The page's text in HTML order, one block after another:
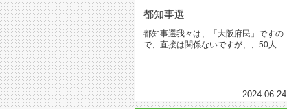
都知事選
都知事選我々は、「大阪府民」ですの
で、直接は関係ないですが、、50人以
2024-06-24